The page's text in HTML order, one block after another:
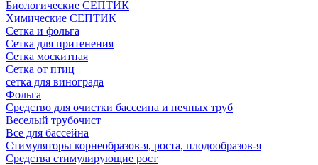
Биологические СЕПТИК
Химические СЕПТИК
Сетка и фольга
Сетка для притенения
Сетка москитная
Сетка от птиц
сетка для винограда
Фольга
Средство для очистки бассеина и печных труб
Веселый трубочист
Все для бассейна
Стимуляторы корнеобразов-я, роста, плодообразов-я
Средства стимулирующие рост